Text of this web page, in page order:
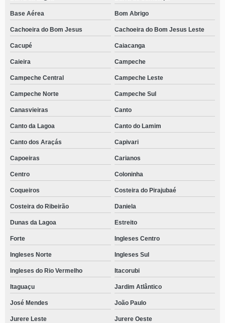
Base Aérea Bom Abrigo
Cachoeira do Bom Jesus Cachoeira do Bom Jesus Leste
Cacupé Caiacanga
Caieira Campeche
Campeche Central Campeche Leste
Campeche Norte Campeche Sul
Canasvieiras Canto
Canto da Lagoa Canto do Lamim
Canto dos Araçás Capivari
Capoeiras Carianos
Centro Coloninha
Coqueiros Costeira do Pirajubaé
Costeira do Ribeirão Daniela
Dunas da Lagoa Estreito
Forte Ingleses Centro
Ingleses Norte Ingleses Sul
Ingleses do Rio Vermelho Itacorubi
Itaguaçu Jardim Atlântico
José Mendes João Paulo
Jurere Leste Jurere Oeste